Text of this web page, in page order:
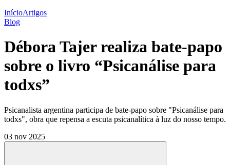
InícioArtigos
Blog
Débora Tajer realiza bate-papo
sobre o livro “Psicanálise para
todxs”
Psicanalista argentina participa de bate-papo sobre "Psicanálise para
todxs", obra que repensa a escuta psicanalítica à luz do nosso tempo.
03 nov 2025